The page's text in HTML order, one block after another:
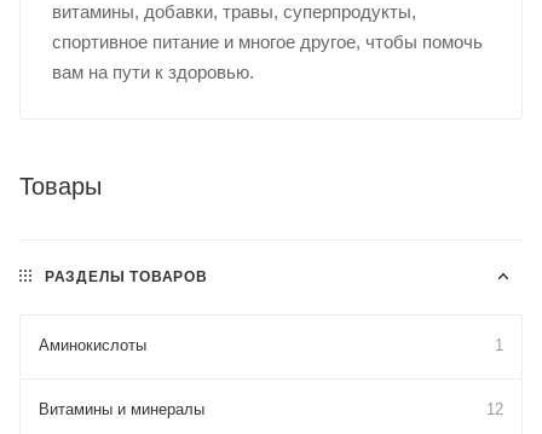
витамины, добавки, травы, суперпродукты,
спортивное питание и многое другое, чтобы помочь
вам на пути к здоровью.
Товары
РАЗДЕЛЫ ТОВАРОВ
Аминокислоты 1
Витамины и минералы 12